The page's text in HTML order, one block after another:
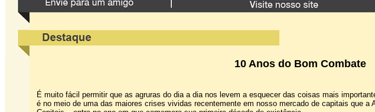
10 Anos do Bom Combate
É muito fácil permitir que as agruras do dia a dia nos levem a esquecer das coisas mais
é no meio de uma das maiores crises vividas recentemente em nosso mercado de capitais que